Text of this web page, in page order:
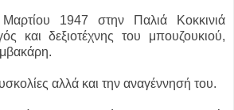
1947 στην Παλιά Κοκκινιά
και δεξιοτέχνης του μπουζουκιού,
αλλά και την αναγέννησή του.